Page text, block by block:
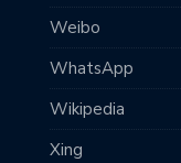
Weibo
WhatsApp
Wikipedia
Xing